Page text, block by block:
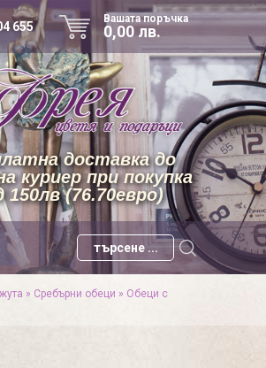
655
Вашата поръчка
0,00 лв.
доставка до
куриер при покупка
150лв (76.70евро)
» Сребърни обеци » Обеци с